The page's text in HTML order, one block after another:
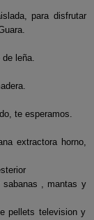
para disfrutar
leña.
te esperamos.
extractora horno,
sabanas , mantas y
pellets television y